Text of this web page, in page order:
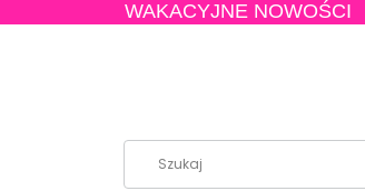
WAKACYJNE NOWOŚCI